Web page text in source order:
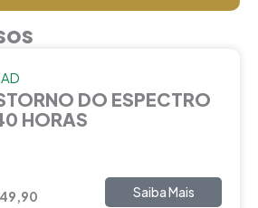
DO ESPECTRO
HORAS
Saiba Mais